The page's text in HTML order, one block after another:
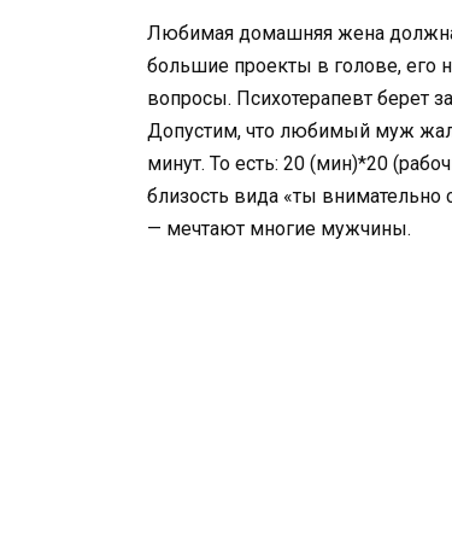
Любимая домашняя жена
большие проекты в голове, его
вопросы. Психотерапевт берет
Допустим, что любимый муж
минут. То есть: 20 (мин)*20
близость вида «ты
— мечтают многие мужчины.